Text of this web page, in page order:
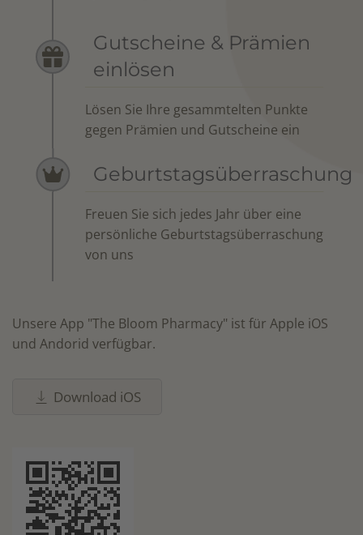
Gutscheine & Prämien
einlösen
Lösen Sie Ihre gesammtelten Punkte
gegen Prämien und Gutscheine ein
Geburtstagsüberraschung
Freuen Sie sich jedes Jahr über eine
persönliche Geburtstagsüberraschung
von uns
Unsere App "The Bloom Pharmacy" ist für Apple iOS
und Andorid verfügbar.
Download iOS